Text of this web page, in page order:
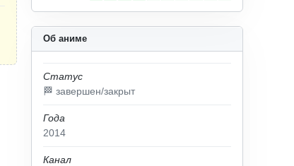
Об аниме
Статус
🏁 завершен/закрыт
Года
2014
Канал